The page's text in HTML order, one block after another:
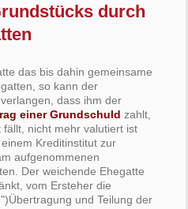
durch
das bis dahin gemeinsame
so kann der
dass ihm der
einer Grundschuld zahlt,
nicht mehr valutiert ist
Kreditinstitut zur
aufgenommenen
Der weichende Ehegatte
vom Ersteher die
und Teilung der